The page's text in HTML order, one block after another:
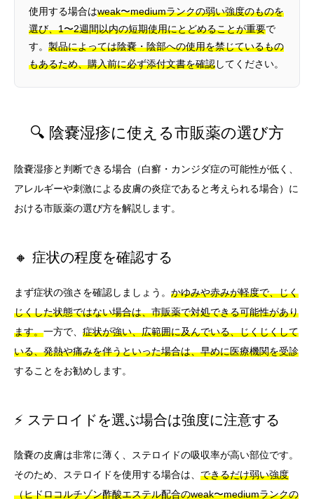
使用する場合はweak〜mediumランクの弱い強度のものを
選び、1〜2週間以内の短期使用にとどめることが重要で
す。 製品によっては陰嚢・陰部への使用を禁じているもの
もあるため、購入前に必ず添付文書を確認してください。
🔍 陰嚢湿疹に使える市販薬の選び方
陰嚢湿疹と判断できる場合（白癬・カンジダ症の可能性が低く、
アレルギーや刺激による皮膚の炎症であると考えられる場合）に
おける市販薬の選び方を解説します。
🔸 症状の程度を確認する
まず症状の強さを確認しましょう。 かゆみや赤みが軽度で、じく
じくした状態ではない場合は、市販薬で対処できる可能性があり
ます。一方で、 症状が強い、広範囲に及んでいる、じくじくして
いる、発熱や痛みを伴うといった場合は、早めに医療機関を受診
することをお勧めします。
⚡ ステロイドを選ぶ場合は強度に注意する
陰嚢の皮膚は非常に薄く、ステロイドの吸収率が高い部位です。
そのため、ステロイドを使用する場合は、 できるだけ弱い強度
（ヒドロコルチゾン酢酸エステル配合のweak〜mediumランクの